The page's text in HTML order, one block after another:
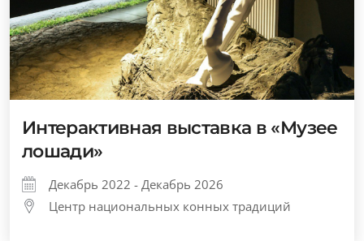
Интерактивная выставка в «Музее
лошади»
Декабрь 2022 - Декабрь 2026
Центр национальных конных традиций